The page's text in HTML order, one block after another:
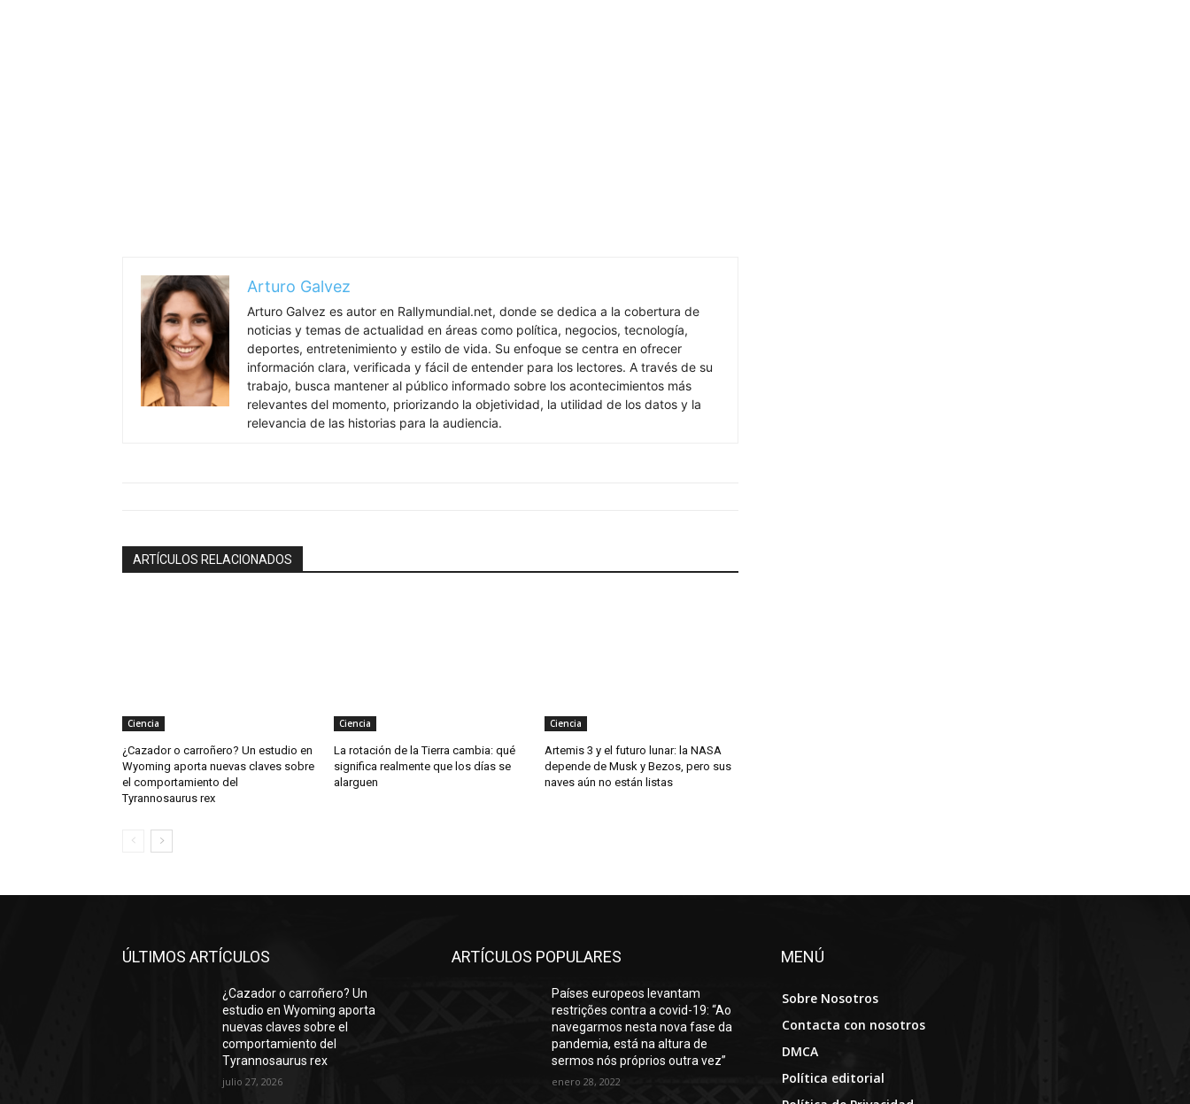
Arturo Galvez
Arturo Galvez es autor en Rallymundial.net, donde se dedica a la cobertura de
noticias y temas de actualidad en áreas como política, negocios, tecnología,
deportes, entretenimiento y estilo de vida. Su enfoque se centra en ofrecer
información clara, verificada y fácil de entender para los lectores. A través de su
trabajo, busca mantener al público informado sobre los acontecimientos más
relevantes del momento, priorizando la objetividad, la utilidad de los datos y la
relevancia de las historias para la audiencia.
ARTÍCULOS RELACIONADOS
Ciencia
¿Cazador o carroñero? Un estudio en
Wyoming aporta nuevas claves sobre
el comportamiento del
Tyrannosaurus rex
Ciencia
La rotación de la Tierra cambia: qué
significa realmente que los días se
alarguen
Ciencia
Artemis 3 y el futuro lunar: la NASA
depende de Musk y Bezos, pero sus
naves aún no están listas
ÚLTIMOS ARTÍCULOS
¿Cazador o carroñero? Un
estudio en Wyoming aporta
nuevas claves sobre el
comportamiento del
Tyrannosaurus rex
julio 27, 2026
ARTÍCULOS POPULARES
Países europeos levantam
restrições contra a covid-19: “Ao
navegarmos nesta nova fase da
pandemia, está na altura de
sermos nós próprios outra vez”
enero 28, 2022
MENÚ
Sobre Nosotros
Contacta con nosotros
DMCA
Política editorial